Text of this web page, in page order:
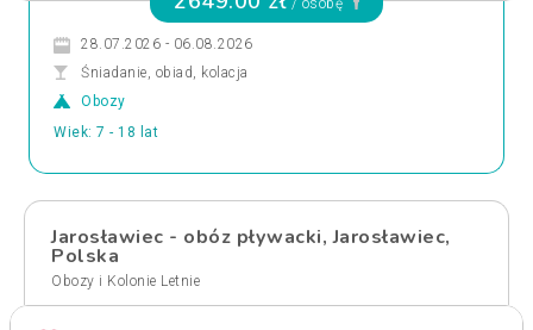
/ osobę
28.07.2026 - 06.08.2026
Śniadanie, obiad, kolacja
Obozy
Wiek: 7 - 18 lat
Jarosławiec - obóz pływacki, Jarosławiec,
Polska
Obozy i Kolonie Letnie